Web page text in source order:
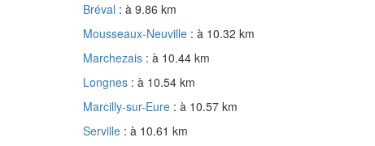
Bréval : à 9.86 km
Mousseaux-Neuville : à 10.32 km
Marchezais : à 10.44 km
Longnes : à 10.54 km
Marcilly-sur-Eure : à 10.57 km
Serville : à 10.61 km